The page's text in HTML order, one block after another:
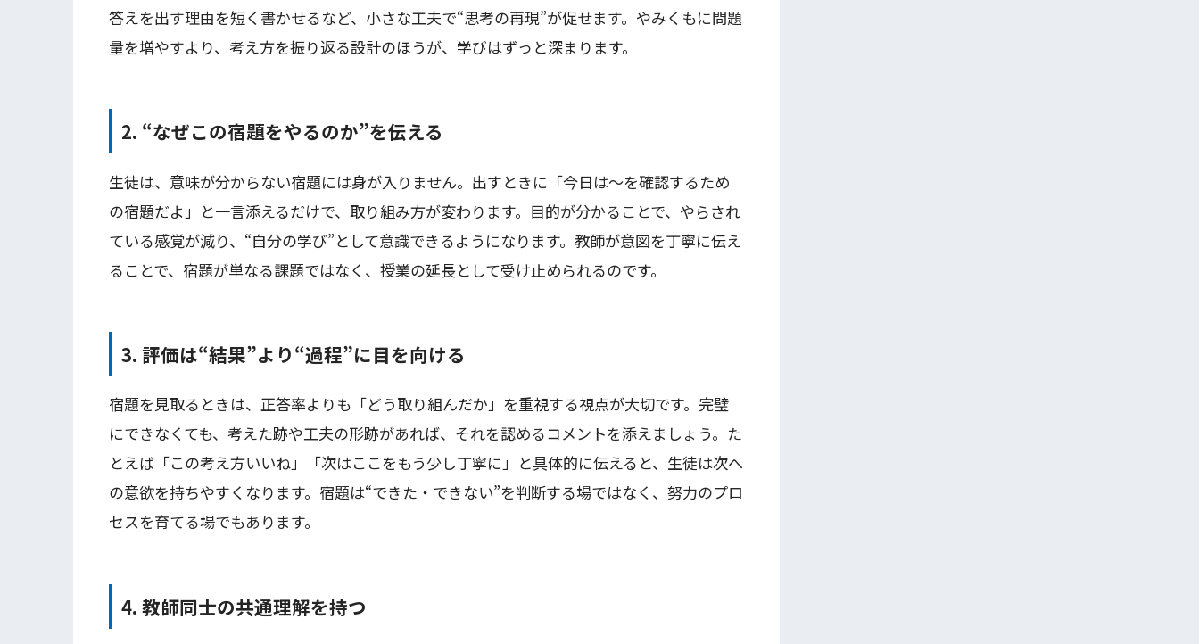
答えを出す理由を短く書かせるなど、小さな工夫で“思考の再現”が促せます。やみくもに問題
量を増やすより、考え方を振り返る設計のほうが、学びはずっと深まります。
2. “なぜこの宿題をやるのか”を伝える
生徒は、意味が分からない宿題には身が入りません。出すときに「今日は〜を確認するため
の宿題だよ」と一言添えるだけで、取り組み方が変わります。目的が分かることで、やらされ
ている感覚が減り、“自分の学び”として意識できるようになります。教師が意図を丁寧に伝え
ることで、宿題が単なる課題ではなく、授業の延長として受け止められるのです。
3. 評価は“結果”より“過程”に目を向ける
宿題を見取るときは、正答率よりも「どう取り組んだか」を重視する視点が大切です。完璧
にできなくても、考えた跡や工夫の形跡があれば、それを認めるコメントを添えましょう。た
とえば「この考え方いいね」「次はここをもう少し丁寧に」と具体的に伝えると、生徒は次へ
の意欲を持ちやすくなります。宿題は“できた・できない”を判断する場ではなく、努力のプロ
セスを育てる場でもあります。
4. 教師同士の共通理解を持つ